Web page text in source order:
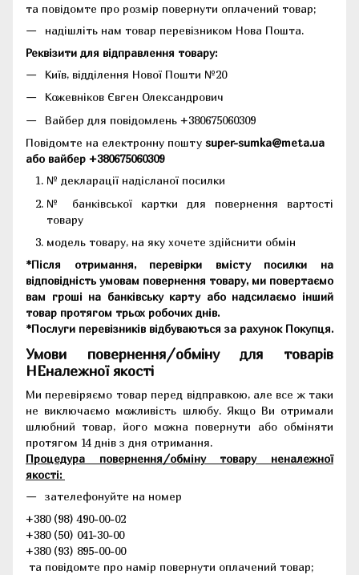
та повідомте про розмір повернути оплачений товар;
надішліть нам товар перевізником Нова Пошта.
Реквізити для відправлення товару:
Київ, відділення Нової Пошти №20
Кожевніков Євген Олександрович
Вайбер для повідомлень +380675060309
Повідомте на електронну пошту super-sumka@meta.ua
або вайбер +380675060309
№ декларації надісланої посилки
№ банківської картки для повернення вартості
товару
модель товару, на яку хочете здійснити обмін
*Після отримання, перевірки вмісту посилки на
відповідність умовам повернення товару, ми повертаємо
вам гроші на банківську карту або надсилаємо інший
товар протягом трьох робочих днів.
*Послуги перевізників відбуваються за рахунок Покупця.
Умови повернення/обміну для товарів
НЕналежної якості
Ми перевіряємо товар перед відправкою, але все ж таки
не виключаємо можливість шлюбу. Якщо Ви отримали
шлюбний товар, його можна повернути або обміняти
протягом 14 днів з дня отримання.
Процедура повернення/обміну товару неналежної
якості:
зателефонуйте на номер
+380 (98) 490-00-02
+380 (50) 041-30-00
+380 (93) 895-00-00
та повідомте про намір повернути оплачений товар;